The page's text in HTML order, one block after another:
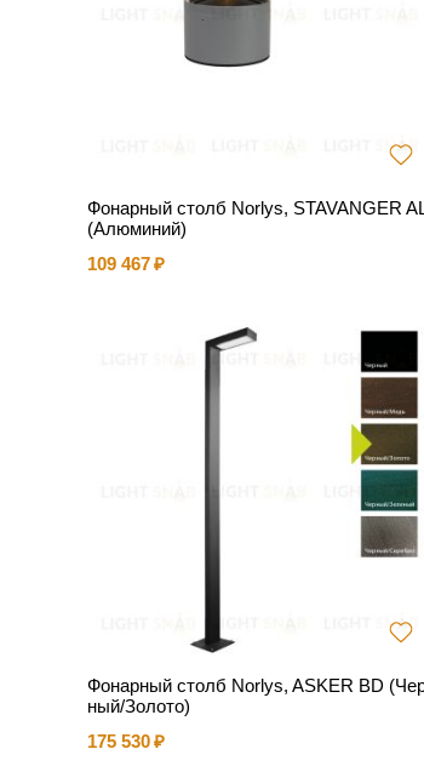
Фонарный столб Norlys, STAVANGER
(Алюминий)
109 467
Фонарный столб Norlys, ASKER BD
ный/Золото)
175 530